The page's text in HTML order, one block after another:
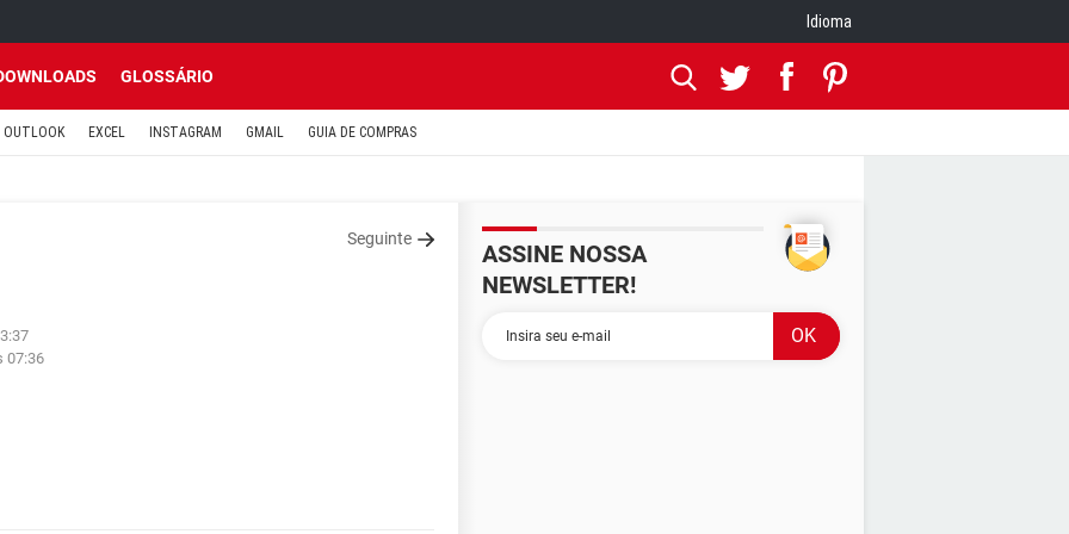
Idioma
GLOSSÁRIO
OUTLOOK EXCEL INSTAGRAM GMAIL GUIA DE COMPRAS
Seguinte
07:36
ASSINE NOSSA
NEWSLETTER!